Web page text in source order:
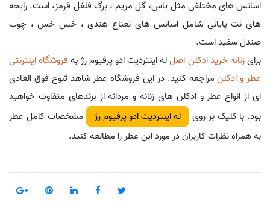
اسانس های مختلفی مثل یاس، گل مریم ، برگ فلفل قرمز، است. رایحه
های نت پایانی شامل اسانس های نعناع هندی ، خس خس ، چوب
صندل سفید است.
برایزنانه خرید ادکلن اصلله اینتردیت ادو پرفیوم رژ به فروشگاه اینترنتی
عطر و ادکلنمراجعه کنید. در این فروشگاه عطر شاهد تنوع فوق العادی
ای از انواع عطر و ادکلن های زنانه و مردانه از برندهای متفاوت خواهید
بود. با کلیک بر روی
له اینتردیت ادو پرفیوم رژ
مشخصات کامل عطر
به همراه نظرات کاربران در مورد این عطر را مطالعه کنید.